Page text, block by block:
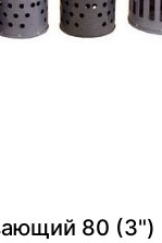
80 (3")